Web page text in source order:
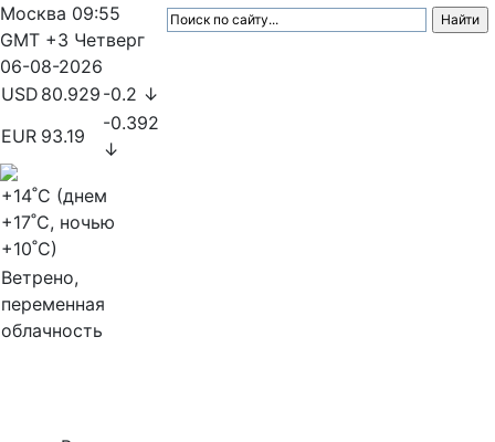
Москва 09:55
GMT +3 Четверг
06-08-2026
USD 80.929 -0.2 ↓
EUR 93.19
-0.392
↓
+14˚C (днем
+17˚C, ночью
+10˚C)
Ветрено,
переменная
облачность